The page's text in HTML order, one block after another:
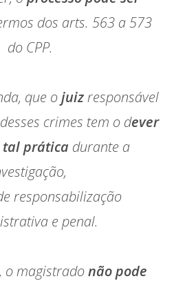
dos arts. 563 a 573
do CPP.
que ojuizresponsável
crimes tem o dever
prática durante a
responsabilização
e penal.
o magistradonão pode